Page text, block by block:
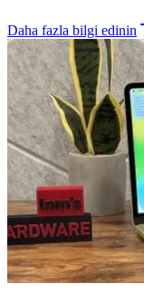
Daha fazla bilgi edinin